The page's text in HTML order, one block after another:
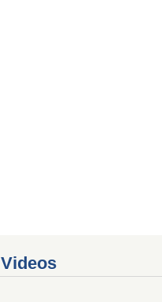
Videos